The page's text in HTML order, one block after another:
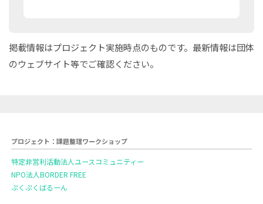
掲載情報はプロジェクト実施時点のものです。最新情報は団体
のウェブサイト等でご確認ください。
プロジェクト：課題整理ワークショップ
特定非営利活動法人ユースコミュニティー
NPO法人BORDER FREE
ぷくぷくばるーん